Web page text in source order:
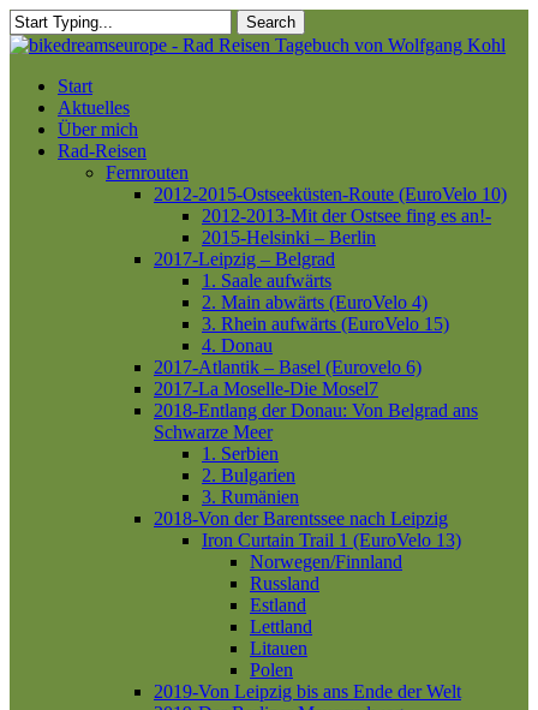
Skip
to
content
Search
Close
Menu
Start
Aktuelles
Über mich
Rad-Reisen
Fernrouten
2012-2015-Ostseeküsten-Route (EuroVelo 10)
2012-2013-Mit der Ostsee fing es an!-
2015-Helsinki – Berlin
2017-Leipzig – Belgrad
1. Saale aufwärts
2. Main abwärts (EuroVelo 4)
3. Rhein aufwärts (EuroVelo 15)
4. Donau
2017-Atlantik – Basel (Eurovelo 6)
2017-La Moselle-Die Mosel7
2018-Entlang der Donau: Von Belgrad ans
Schwarze Meer
1. Serbien
2. Bulgarien
3. Rumänien
2018-Von der Barentssee nach Leipzig
Iron Curtain Trail 1 (EuroVelo 13)
Norwegen/Finnland
Russland
Estland
Lettland
Litauen
Polen
2019-Von Leipzig bis ans Ende der Welt